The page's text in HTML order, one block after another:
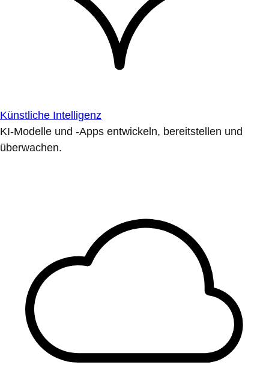
Künstliche Intelligenz
KI-Modelle und -Apps entwickeln, bereitstellen und
überwachen.